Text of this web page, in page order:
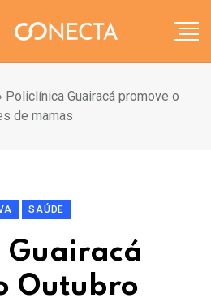
Policlínica Guairacá promove o
de mamas
SAÚDE
Guairacá
Outubro